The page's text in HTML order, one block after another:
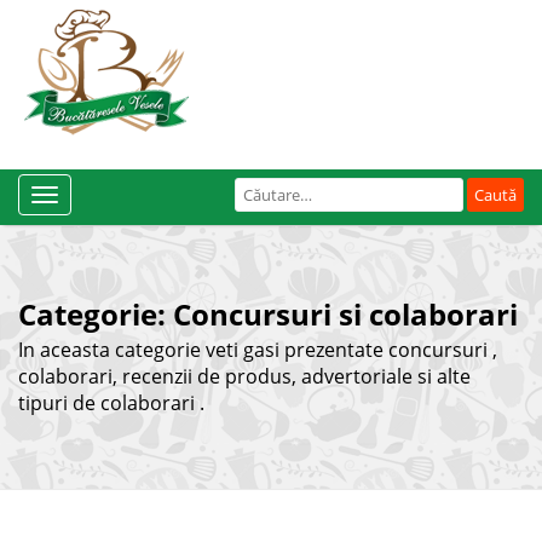
Caută
după:
Toggle
Navigation
Categorie: Concursuri si colaborari
In aceasta categorie veti gasi prezentate concursuri ,
colaborari, recenzii de produs, advertoriale si alte
tipuri de colaborari .